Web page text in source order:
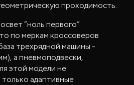
проходимость.
“ноль первого”
по меркам кроссоверов
трехрядной машины -
а пневмоподвески,
этой модели не
адаптивные